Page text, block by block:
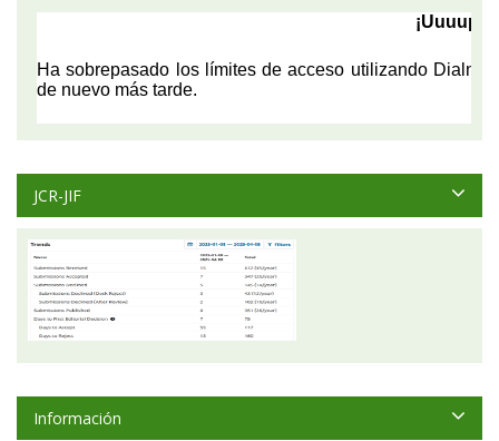
JCR-JIF
Información